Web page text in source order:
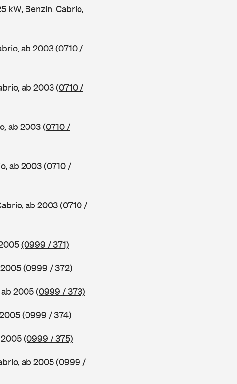
kW, Benzin, Cabrio,
ab 2003(0710 /
ab 2003(0710 /
ab 2003(0710 /
ab 2003(0710 /
ab 2003(0710 /
(0999 / 371)
(0999 / 372)
ab 2005(0999 / 373)
(0999 / 374)
2005(0999 / 375)
ab 2005(0999 /